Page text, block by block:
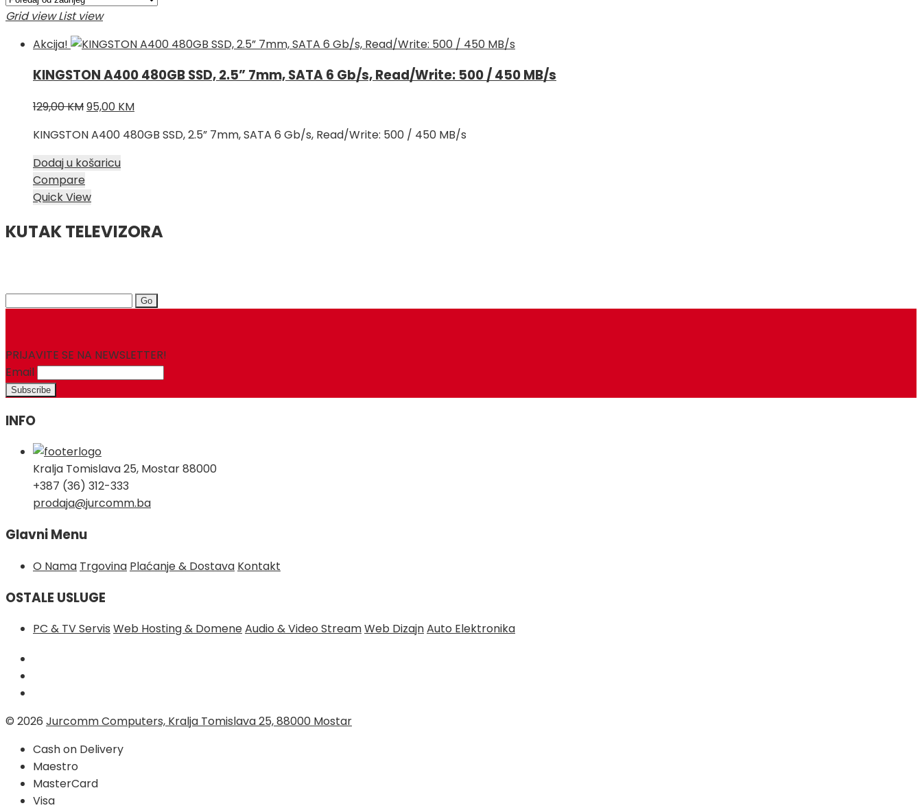
Grid view List view
Akcija!
KINGSTON A400 480GB SSD, 2.5” 7mm, SATA 6 Gb/s, Read/Write: 500 / 450 MB/s
129,00KMIzvorna
bila
je:
95,00 KMTrenutna
je:
KINGSTON A400 480GB SSD, 2.5” 7mm, SATA 6 Gb/s, Read/Write: 500 / 450 MB/s
Dodaj u košaricu
Compare
Quick View
KUTAK TELEVIZORA
Search
PRIJAVITE SE NA NEWSLETTER!
Email
INFO
Kralja Tomislava 25, Mostar 88000
+387 (36) 312-333
prodaja@jurcomm.ba
Glavni Menu
O Nama Trgovina Plaćanje & Dostava Kontakt
OSTALE USLUGE
PC & TV Servis Web Hosting & DomeneAudio & Video StreamWeb DizajnAuto Elektronika
© 2026 Jurcomm Computers, Kralja Tomislava 25, 88000 Mostar
Cash on Delivery
Maestro
MasterCard
Visa